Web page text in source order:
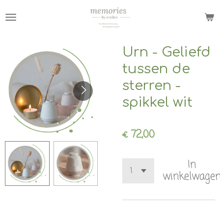
direct
hoofdinhoud
Urn - Geliefd
tussen de
sterren -
spikkel wit
€ 72,00
In